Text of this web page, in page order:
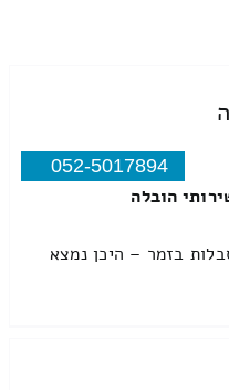
052-5017894
הובלה
בזמר – היכן נמצא